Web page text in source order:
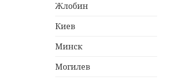
Жлобин
Киев
Минск
Могилев